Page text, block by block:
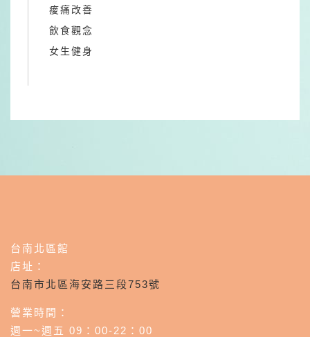
痠痛改善
飲食觀念
女生健身
台南北區館
店址：
台南市北區海安路三段753號
營業時間：
週一~週五 09：00-22：00